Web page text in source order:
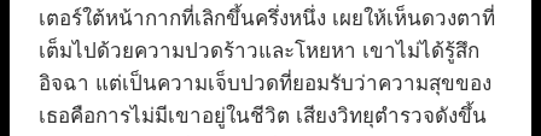
เตอร์ใต้หน้ากากที่เลิกขึ้นครึ่งหนึ่ง เผยให้เห็นดวงตาที่
เต็มไปด้วยความปวดร้าวและโหยหา เขาไม่ได้รู้สึก
อิจฉา แต่เป็นความเจ็บปวดที่ยอมรับว่าความสุขของ
เธอคือการไม่มีเขาอยู่ในชีวิต เสียงวิทยุตำรวจดังขึ้น